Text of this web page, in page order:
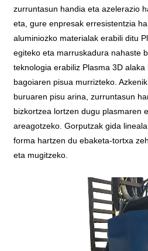
zurruntasun handia eta azelerazio
eta, gure enpresak erresistentzia
aluminiozko materialak erabili ditu
egiteko eta marruskadura nahaste
teknologia erabiliz Plasma 3D
bagoiaren pisua murrizteko.
buruaren pisu arina, zurruntasun
bizkortzea lortzen dugu plasmaren
areagotzeko. Gorputzak gida
forma hartzen du ebaketa-tortxa
eta mugitzeko.